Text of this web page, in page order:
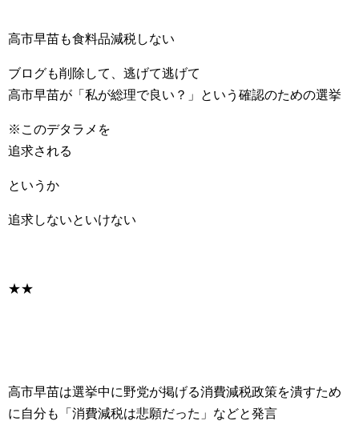
高市早苗も食料品減税しない
ブログも削除して、逃げて逃げて
高市早苗が「私が総理で良い？」という確認のための選挙
※このデタラメを
追求される
というか
追求しないといけない
★★
高市早苗は選挙中に野党が掲げる消費減税政策を潰すため
に自分も「消費減税は悲願だった」などと発言